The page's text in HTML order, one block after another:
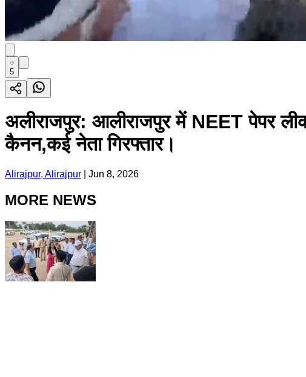
5
अलीराजपुर: आलीराजपुर में NEET पेपर
कैनन,कई नेता गिरफ्तार।
Alirajpur, Alirajpur Jun 8, 2026
MORE NEWS